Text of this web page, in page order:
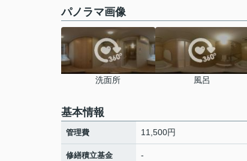
パノラマ画像
洗面所 風呂
基本情報
管理費 11,500円
修繕積立基金 -